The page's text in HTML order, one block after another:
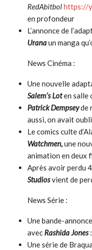
RedAbitbolhttps://
en profondeur
L’annonce de
Uranaun manga
News Cinéma :
Une nouvelle
Salem’s Loten salle
Patrick Dempseyde
aussi, on avait
Le comics culte
Watchmen,une
animation en deux
Après avoir perdu
Studiosvient de
News Série :
Une bande-
avec Rashida Jones:
Une série de